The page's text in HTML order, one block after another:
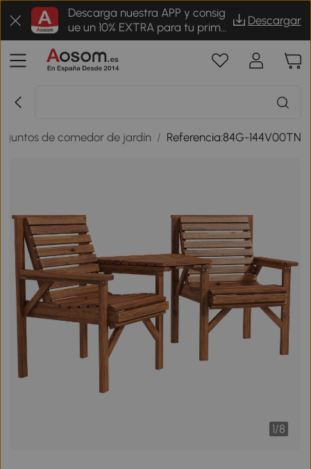
Descarga nuestra APP y consig
ue un 10% EXTRA para tu prime
r pedido
Descargar
de comedor de jardín / Referencia:84G-144V00TN
1/8